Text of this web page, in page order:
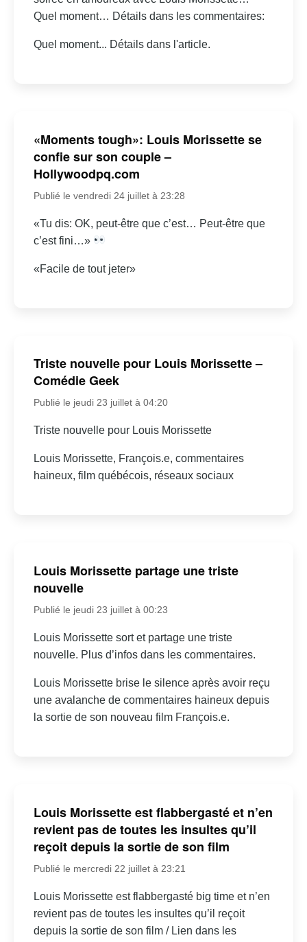
Quel moment… Détails dans les commentaires:
Quel moment... Détails dans l'article.
«Moments tough»: Louis Morissette se
confie sur son couple –
Hollywoodpq.com
Publié le vendredi 24 juillet à 23:28
«Tu dis: OK, peut-être que c’est… Peut-être que
c’est fini…»
«Facile de tout jeter»
Triste nouvelle pour Louis Morissette –
Comédie Geek
Publié le jeudi 23 juillet à 04:20
Triste nouvelle pour Louis Morissette
Louis Morissette, François.e, commentaires
haineux, film québécois, réseaux sociaux
Louis Morissette partage une triste
nouvelle
Publié le jeudi 23 juillet à 00:23
Louis Morissette sort et partage une triste
nouvelle. Plus d’infos dans les commentaires.
Louis Morissette brise le silence après avoir reçu
une avalanche de commentaires haineux depuis
la sortie de son nouveau film François.e.
Louis Morissette est flabbergasté et n’en
revient pas de toutes les insultes qu’il
reçoit depuis la sortie de son film
Publié le mercredi 22 juillet à 23:21
Louis Morissette est flabbergasté big time et n’en
revient pas de toutes les insultes qu’il reçoit
depuis la sortie de son film / Lien dans les